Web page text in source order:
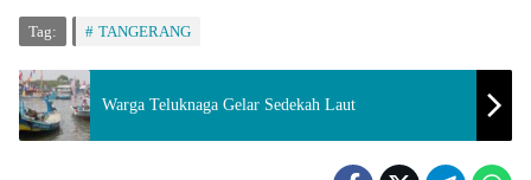
Tag: TANGERANG
Warga Teluknaga Gelar Sedekah Laut